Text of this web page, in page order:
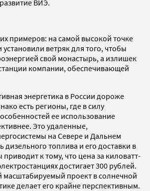
ВИЭ.
примеров: на самой высокой точке
ветряк для того, чтобы
свой монастырь, а излишек
компании, обеспечивающей
энергетика в России дороже
есть регионы, где в силу
ее использование
Это удаленные,
на Севере и Дальнем
дизельного топлива и его доставки в
к тому, что цена за киловатт-
достигает 300 рублей.
проект в солнечной
делает его крайне перспективным.